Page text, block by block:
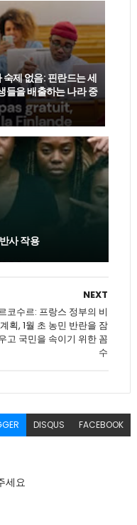
제 없음: 핀란드는 세
들을 배출하는 나라 중
사 작용
NEXT
코수르: 프랑스 정부의 비
획, 1월 초 농민 반란을 잠
고 국민을 속이기 위한 꼼
수
DISQUS FACEBOOK
세요